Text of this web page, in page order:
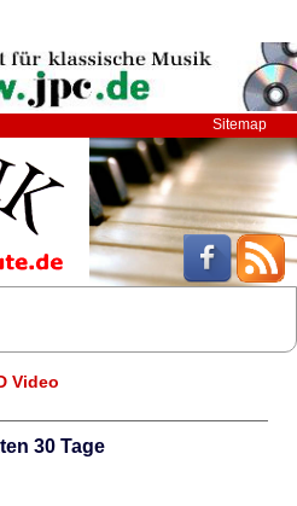
Sitemap
Video
30 Tage